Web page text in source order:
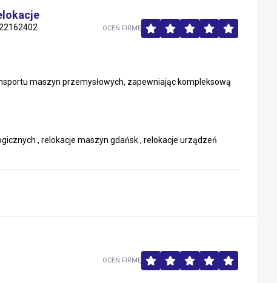
maszyn przemysłowych, zapewniając kompleksową
, relokacje maszyn gdańsk , relokacje urządzeń
OCEŃ FIRMĘ
OCEŃ FIRMĘ